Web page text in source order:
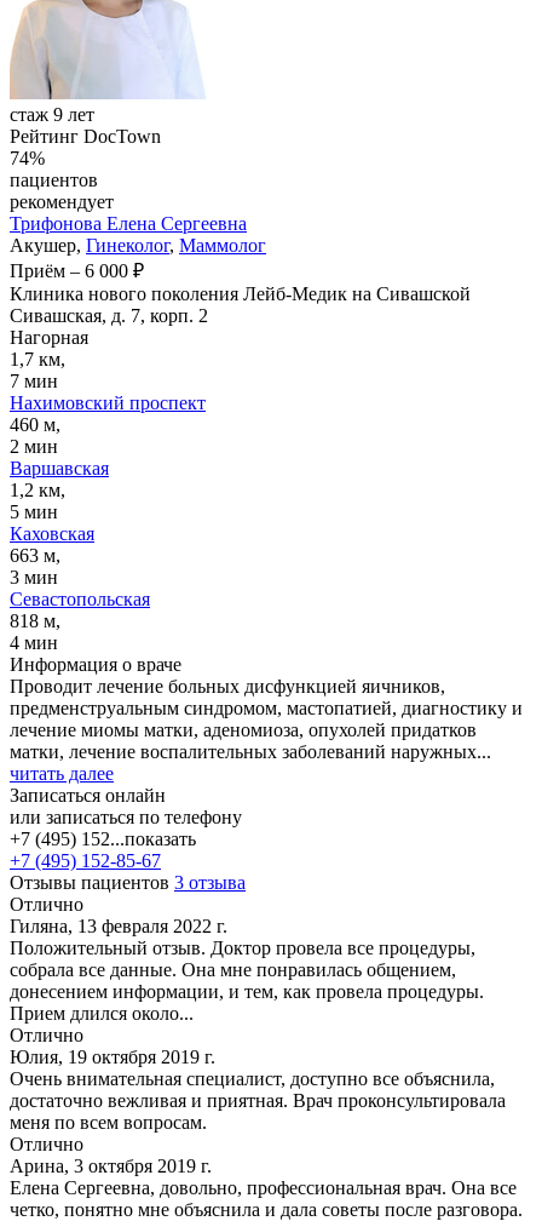
стаж 9 лет
Рейтинг DocTown
74%
пациентов
рекомендует
Трифонова Елена Сергеевна
Акушер, Гинеколог, Маммолог
Приём – 6 000 ₽
Клиника нового поколения Лейб-Медик на Сивашской
Сивашская, д. 7, корп. 2
Нагорная
1,7 км,
7 мин
Нахимовский проспект
460 м,
2 мин
Варшавская
1,2 км,
5 мин
Каховская
663 м,
3 мин
Севастопольская
818 м,
4 мин
Информация о враче
Проводит лечение больных дисфункцией яичников,
предменструальным синдромом, мастопатией, диагностику и
лечение миомы матки, аденомиоза, опухолей придатков
матки, лечение воспалительных заболеваний наружных...
читать далее
Записаться онлайн
или записаться по телефону
+7 (495) 152...показать
+7 (495) 152-85-67
Отзывы пациентов 3 отзыва
Отлично
Гиляна, 13 февраля 2022 г.
Положительный отзыв. Доктор провела все процедуры,
собрала все данные. Она мне понравилась общением,
донесением информации, и тем, как провела процедуры.
Прием длился около...
Отлично
Юлия, 19 октября 2019 г.
Очень внимательная специалист, доступно все объяснила,
достаточно вежливая и приятная. Врач проконсультировала
меня по всем вопросам.
Отлично
Арина, 3 октября 2019 г.
Елена Сергеевна, довольно, профессиональная врач. Она все
четко, понятно мне объяснила и дала советы после разговора.